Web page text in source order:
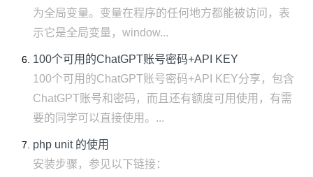
为全局变量。变量在程序的任何地方都能被访问，表
示它是全局变量，window...
100个可用的ChatGPT账号密码+API KEY
100个可用的ChatGPT账号密码+API KEY分享，包含
ChatGPT账号和密码，而且还有额度可用使用，有需
要的同学可以直接使用。...
php unit 的使用
安装步骤，参见以下链接：